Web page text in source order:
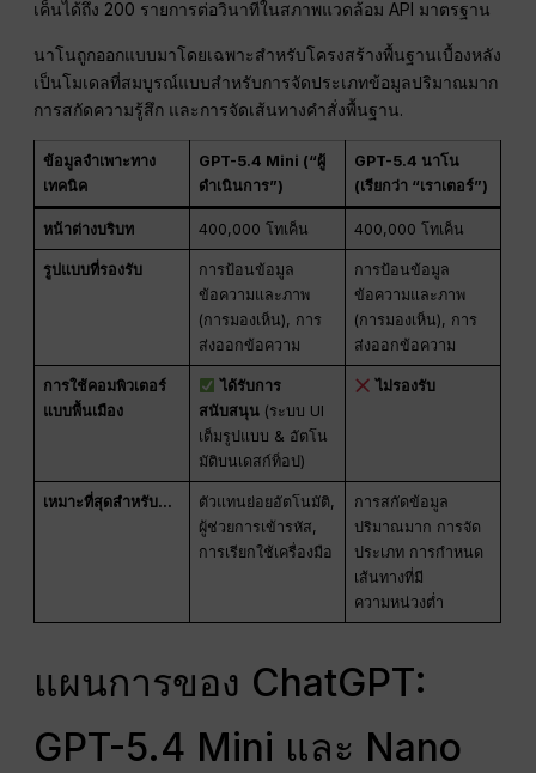
เค็นได้ถึง 200 รายการต่อวินาทีในสภาพแวดล้อม API มาตรฐาน
นาโนถูกออกแบบมาโดยเฉพาะสำหรับโครงสร้างพื้นฐานเบื้องหลัง
เป็นโมเดลที่สมบูรณ์แบบสำหรับการจัดประเภทข้อมูลปริมาณมาก
การสกัดความรู้สึก และการจัดเส้นทางคำสั่งพื้นฐาน.
ข้อมูลจำเพาะทาง
เทคนิค
GPT-5.4 Mini (“ผู้
ดำเนินการ”)
GPT-5.4 นาโน
(เรียกว่า “เราเตอร์”)
หน้าต่างบริบท 400,000 โทเค็น 400,000 โทเค็น
รูปแบบที่รองรับ
การป้อนข้อมูล
ข้อความและภาพ
(การมองเห็น), การ
ส่งออกข้อความ
การป้อนข้อมูล
ข้อความและภาพ
(การมองเห็น), การ
ส่งออกข้อความ
การใช้คอมพิวเตอร์
แบบพื้นเมือง
ได้รับการ
สนับสนุน(ระบบ UI
เต็มรูปแบบ & อัตโน
มัติบนเดสก์ท็อป)
ไม่รองรับ
เหมาะที่สุดสำหรับ...
ตัวแทนย่อยอัตโนมัติ,
ผู้ช่วยการเข้ารหัส,
การเรียกใช้เครื่องมือ
การสกัดข้อมูล
ปริมาณมาก การจัด
ประเภท การกำหนด
เส้นทางที่มี
ความหน่วงต่ำ
แผนการของ ChatGPT:
GPT-5.4 Mini และ Nano